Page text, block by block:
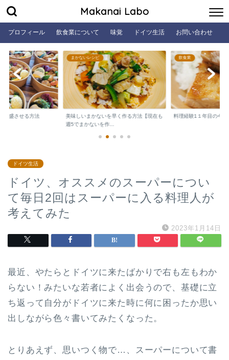
Makanai Labo
プロフィール 飲食業について 味覚 ドイツ生活 お問い合わせ
繁盛させる方法
まかないレシピ
美味しいまかないを早く作る方法【現在も
週5でまかないを作...
飲食業
料理経験1１年目の今
ドイツ生活
ドイツ、オススメのスーパーについ
て毎日2回はスーパーに入る料理人が
考えてみた
2023年1月14日
最近、やたらとドイツに来たばかりで右も左もわか
らない！みたいな若者によく出会うので、基礎に立
ち返って自分がドイツに来た時に何に困ったか思い
出しながら色々書いてみたくなった。
とりあえず、思いつく物で…、スーパーについて書